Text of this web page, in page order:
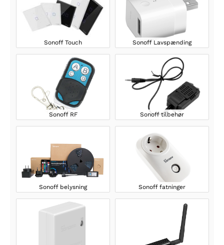
Sonoff Touch Sonoff Lavspænding
Sonoff RF Sonoff tilbehør
Sonoff belysning Sonoff fatninger